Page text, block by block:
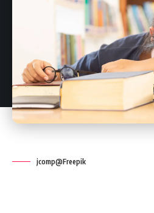
jcomp@Freepik